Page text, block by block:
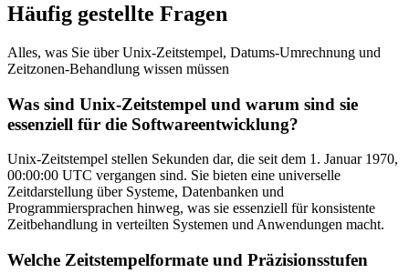
Häufig gestellte Fragen
Alles, was Sie über Unix-Zeitstempel, Datums-Umrechnung und
Zeitzonen-Behandlung wissen müssen
Was sind Unix-Zeitstempel und warum sind sie
essenziell für die Softwareentwicklung?
Unix-Zeitstempel stellen Sekunden dar, die seit dem 1. Januar 1970,
00:00:00 UTC vergangen sind. Sie bieten eine universelle
Zeitdarstellung über Systeme, Datenbanken und
Programmiersprachen hinweg, was sie essenziell für konsistente
Zeitbehandlung in verteilten Systemen und Anwendungen macht.
Welche Zeitstempelformate und Präzisionsstufen